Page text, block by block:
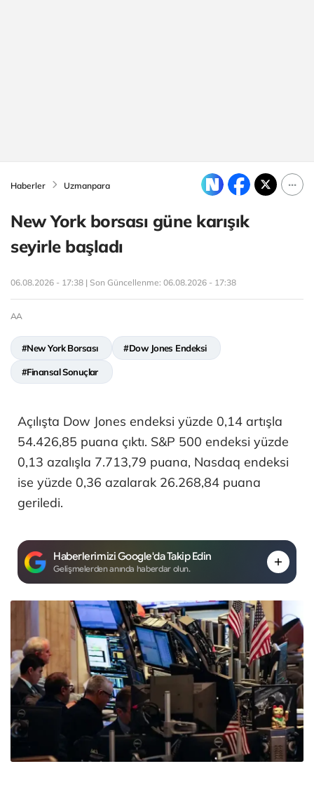
Haberler Uzmanpara
New York borsası güne karışık
seyirle başladı
06.08.2026 - 17:38 | Son Güncellenme: 06.08.2026 - 17:38
AA
#New York Borsası #Dow Jones Endeksi
#Finansal Sonuçlar
Açılışta Dow Jones endeksi yüzde 0,14 artışla
54.426,85 puana çıktı. S&P 500 endeksi yüzde
0,13 azalışla 7.713,79 puana, Nasdaq endeksi
ise yüzde 0,36 azalarak 26.268,84 puana
geriledi.
Haberlerimizi Google'da Takip Edin
Gelişmelerden anında haberdar olun.